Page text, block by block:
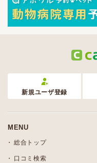
新規ユーザ登録
MENU
総合トップ
口コミ検索